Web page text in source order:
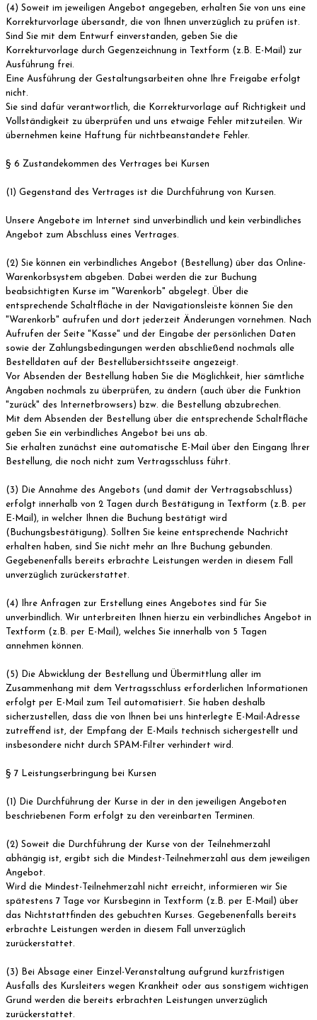
(4) Soweit im jeweiligen Angebot angegeben, erhalten Sie von uns eine
Korrekturvorlage übersandt, die von Ihnen unverzüglich zu prüfen ist.
Sind Sie mit dem Entwurf einverstanden, geben Sie die
Korrekturvorlage durch Gegenzeichnung in Textform (z.B. E-Mail) zur
Ausführung frei.
Eine Ausführung der Gestaltungsarbeiten ohne Ihre Freigabe erfolgt
nicht.
Sie sind dafür verantwortlich, die Korrekturvorlage auf Richtigkeit und
Vollständigkeit zu überprüfen und uns etwaige Fehler mitzuteilen. Wir
übernehmen keine Haftung für nichtbeanstandete Fehler.
§ 6 Zustandekommen des Vertrages bei Kursen
(1) Gegenstand des Vertrages ist die Durchführung von Kursen.
Unsere Angebote im Internet sind unverbindlich und kein verbindliches
Angebot zum Abschluss eines Vertrages.
(2) Sie können ein verbindliches Angebot (Bestellung) über das Online-
Warenkorbsystem abgeben. Dabei werden die zur Buchung
beabsichtigten Kurse im "Warenkorb" abgelegt. Über die
entsprechende Schaltfläche in der Navigationsleiste können Sie den
"Warenkorb" aufrufen und dort jederzeit Änderungen vornehmen. Nach
Aufrufen der Seite "Kasse" und der Eingabe der persönlichen Daten
sowie der Zahlungsbedingungen werden abschließend nochmals alle
Bestelldaten auf der Bestellübersichtsseite angezeigt.
Vor Absenden der Bestellung haben Sie die Möglichkeit, hier sämtliche
Angaben nochmals zu überprüfen, zu ändern (auch über die Funktion
"zurück" des Internetbrowsers) bzw. die Bestellung abzubrechen.
Mit dem Absenden der Bestellung über die entsprechende Schaltfläche
geben Sie ein verbindliches Angebot bei uns ab.
Sie erhalten zunächst eine automatische E-Mail über den Eingang Ihrer
Bestellung, die noch nicht zum Vertragsschluss führt.
(3) Die Annahme des Angebots (und damit der Vertragsabschluss)
erfolgt innerhalb von 2 Tagen durch Bestätigung in Textform (z.B. per
E-Mail), in welcher Ihnen die Buchung bestätigt wird
(Buchungsbestätigung). Sollten Sie keine entsprechende Nachricht
erhalten haben, sind Sie nicht mehr an Ihre Buchung gebunden.
Gegebenenfalls bereits erbrachte Leistungen werden in diesem Fall
unverzüglich zurückerstattet.
(4) Ihre Anfragen zur Erstellung eines Angebotes sind für Sie
unverbindlich. Wir unterbreiten Ihnen hierzu ein verbindliches Angebot in
Textform (z.B. per E-Mail), welches Sie innerhalb von 5 Tagen
annehmen können.
(5) Die Abwicklung der Bestellung und Übermittlung aller im
Zusammenhang mit dem Vertragsschluss erforderlichen Informationen
erfolgt per E-Mail zum Teil automatisiert. Sie haben deshalb
sicherzustellen, dass die von Ihnen bei uns hinterlegte E-Mail-Adresse
zutreffend ist, der Empfang der E-Mails technisch sichergestellt und
insbesondere nicht durch SPAM-Filter verhindert wird.
§ 7 Leistungserbringung bei Kursen
(1) Die Durchführung der Kurse in der in den jeweiligen Angeboten
beschriebenen Form erfolgt zu den vereinbarten Terminen.
(2) Soweit die Durchführung der Kurse von der Teilnehmerzahl
abhängig ist, ergibt sich die Mindest-Teilnehmerzahl aus dem jeweiligen
Angebot.
Wird die Mindest-Teilnehmerzahl nicht erreicht, informieren wir Sie
spätestens 7 Tage vor Kursbeginn in Textform (z.B. per E-Mail) über
das Nichtstattfinden des gebuchten Kurses. Gegebenenfalls bereits
erbrachte Leistungen werden in diesem Fall unverzüglich
zurückerstattet.
(3) Bei Absage einer Einzel-Veranstaltung aufgrund kurzfristigen
Ausfalls des Kursleiters wegen Krankheit oder aus sonstigem wichtigen
Grund werden die bereits erbrachten Leistungen unverzüglich
zurückerstattet.